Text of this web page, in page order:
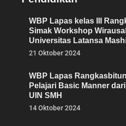
WBP Lapas kelas III
Simak Workshop
Universitas Latansa
21 Oktober 2024
WBP Lapas
Pelajari Basic Manner
UIN SMH
14 Oktober 2024